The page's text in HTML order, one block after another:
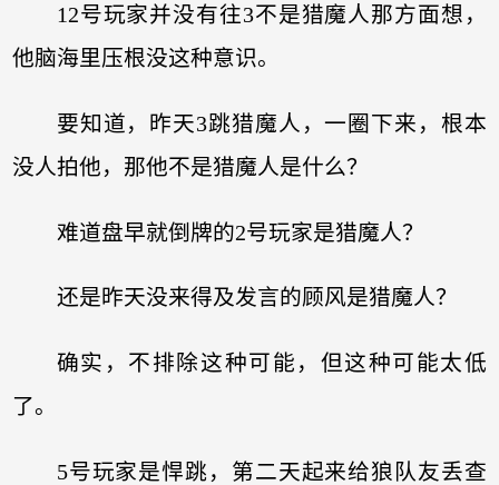
12号玩家并没有往3不是猎魔人那方面想，
他脑海里压根没这种意识。
要知道，昨天3跳猎魔人，一圈下来，根本
没人拍他，那他不是猎魔人是什么？
难道盘早就倒牌的2号玩家是猎魔人？
还是昨天没来得及发言的顾风是猎魔人？
确实，不排除这种可能，但这种可能太低
了。
5号玩家是悍跳，第二天起来给狼队友丢查